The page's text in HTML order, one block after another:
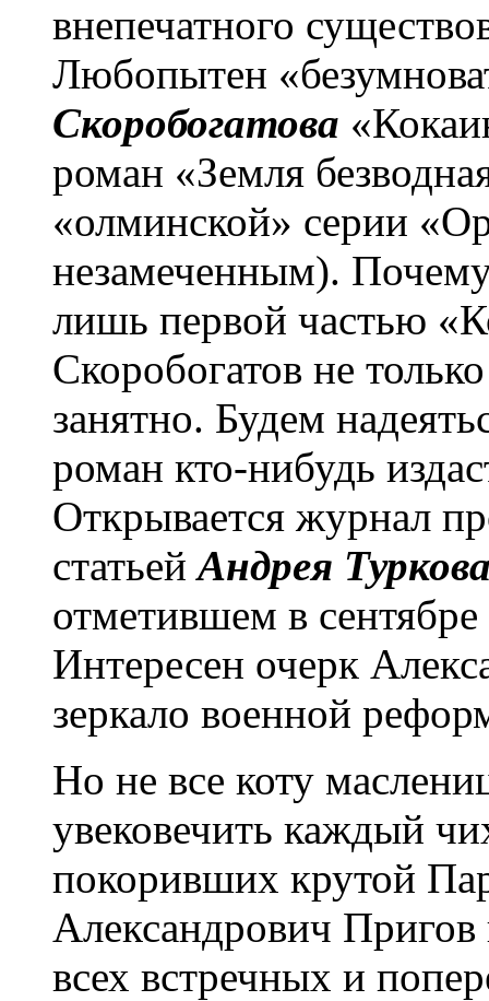
внепечатного
Любопытен
Скоробогатова
роман «Земля
«олминской» серии
незамеченным).
лишь первой частью
Скоробогатов не
занятно. Будем
роман кто-нибудь
Открывается журнал
статьейАндрея
отметившем в
Интересен очерк
зеркало военной
Но не все коту
увековечить каждый
покоривших крутой
Александрович
всех встречных и